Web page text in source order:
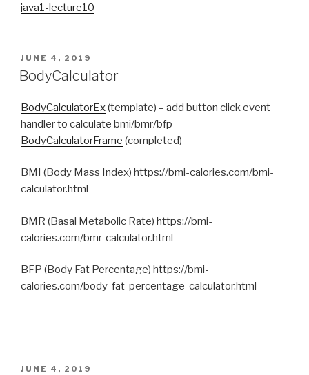
java1-lecture10
POSTED
ON
JUNE 4, 2019
BodyCalculator
BodyCalculatorEx(template) – add button click event
handler to calculate bmi/bmr/bfp
BodyCalculatorFrame (completed)
BMI (Body Mass Index) https://bmi-calories.com/bmi-
calculator.html
BMR (Basal Metabolic Rate) https://bmi-
calories.com/bmr-calculator.html
BFP (Body Fat Percentage) https://bmi-
calories.com/body-fat-percentage-calculator.html
POSTED
JUNE 4, 2019